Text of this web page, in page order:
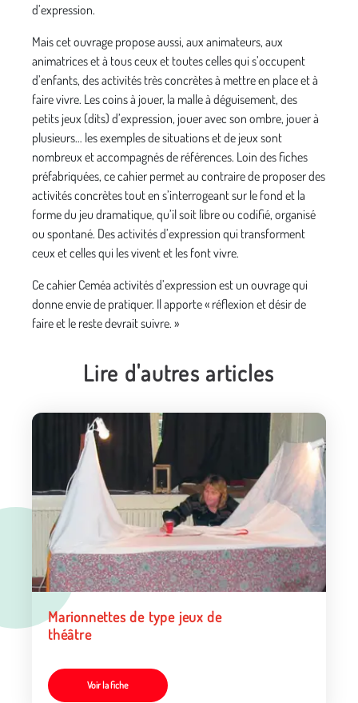
d’expression.
Mais cet ouvrage propose aussi, aux animateurs, aux
animatrices et à tous ceux et toutes celles qui s’occupent
d’enfants, des activités très concrètes à mettre en place et à
faire vivre. Les coins à jouer, la malle à déguisement, des
petits jeux (dits) d’expression, jouer avec son ombre, jouer à
plusieurs… les exemples de situations et de jeux sont
nombreux et accompagnés de références. Loin des fiches
préfabriquées, ce cahier permet au contraire de proposer des
activités concrètes tout en s’interrogeant sur le fond et la
forme du jeu dramatique, qu’il soit libre ou codifié, organisé
ou spontané. Des activités d’expression qui transforment
ceux et celles qui les vivent et les font vivre.
Ce cahier Ceméa activités d’expression est un ouvrage qui
donne envie de pratiquer. Il apporte « réflexion et désir de
faire et le reste devrait suivre. »
Lire d'autres articles
Marionnettes de type jeux de
théâtre
Voir la fiche